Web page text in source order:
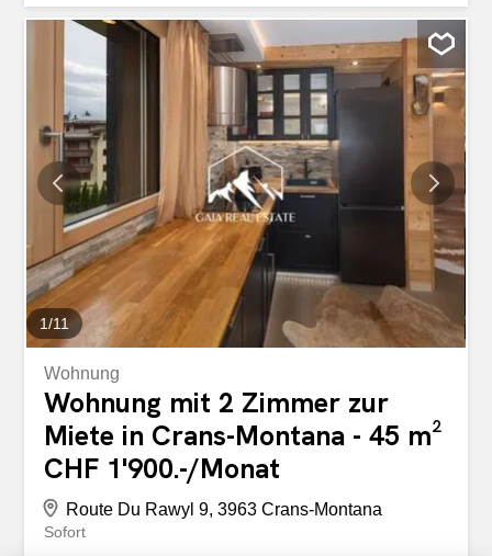
ausgestattet ist, nimmt den gesamten Südwestteil des
obersten Stockwerks einer kleinen Residenz im Herzen
von Crans-Montana ein und bietet direkten Zugang zu
Geschäften und öffentlichen Verkehrsmitteln. Sie bietet
dank der verwendeten Materialien und der neuesten
Technologien (elektrische Jalousien, integrierte Spots
usw.) einen modernen und gleichzeitig gemütlichen
Rahmen. Die Renovierungen wurden im November 2025
abgeschlossen und umfassen unter anderem die
Erneuerung der Anstriche, der Innenausstattung mit
eingebauten Schränken, der Böden, der Fenster, der
Elektrik und des Badezimmers mit der Installation einer
Dusche. Die Wohnung ist komplett ausgestattet (TV,
Möbel, Bettwäsche, Handtücher, Geschirr, WLAN usw.)...
1/11
Wohnung
Wohnung mit 2 Zimmer zur
Miete in Crans-Montana - 45 m²
CHF 1'900.-/Monat
Route Du Rawyl 9, 3963 Crans-Montana
Sofort